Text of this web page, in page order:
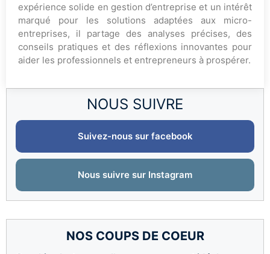
NOUS SUIVRE
Suivez-nous sur facebook
Nous suivre sur Instagram
NOS COUPS DE COEUR
expérience solide en gestion d’entreprise et un intérêt
marqué pour les solutions adaptées aux micro-
entreprises, il partage des analyses précises, des
conseils pratiques et des réflexions innovantes pour
aider les professionnels et entrepreneurs à prospérer.